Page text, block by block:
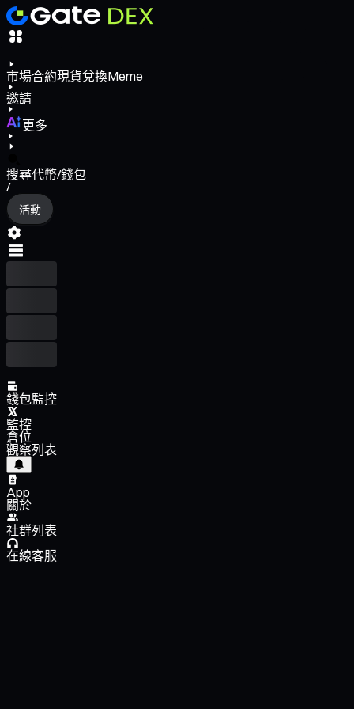
市場合約現貨兌換Meme
邀請
更多
搜尋代幣/錢包
/
活動
錢包監控
監控
倉位
觀察列表
App
關於
社群列表
在線客服